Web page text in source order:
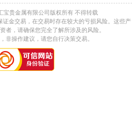
宝贵金属有限公司版权所有 不得转载
证金交易，在交易时存在较大的亏损风险。这些产
者，请确保您完全了解所涉及的风险。
非操作建议，请您自行决策交易。